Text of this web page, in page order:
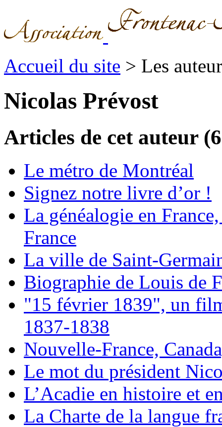
Accueil du site > Les
Nicolas Prévost
Articles de cet auteur
Le métro de Montréal
Signez notre livre d’or !
La généalogie en
France
La ville de Saint-
Biographie de Louis de
"15 février 1839", un
1837-1838
Nouvelle-France,
Le mot du président
L’Acadie en histoire et
La Charte de la langue